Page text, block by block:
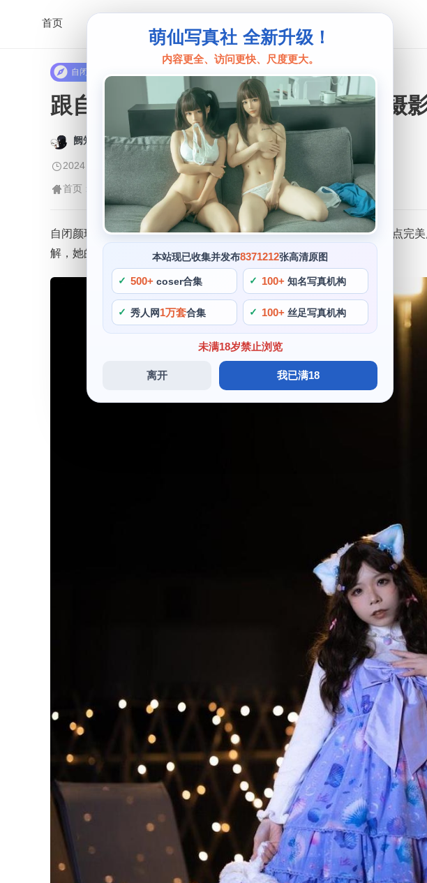
首页
萌仙写真社 全新升级！
内容更全、访问更快、尺度更大。
本站现已收集并发布8371212张高清原图
500+ coser合集 100+ 知名写真机构
秀人网1万套合集 100+ 丝足写真机构
未满18岁禁止浏览
离开 我已满18
自闭颜球球
跟自闭颜球球一样的大，献上高清摄
阙知风
2024 年 5 月 2 日 17:24:46
491
首页 > 自闭颜球球 正文
自闭颜球球是一位备受粉丝追捧的cos博主，她总是能将角色的性格特点完
解，她的cosplay作品和摄影作品都有着强烈的个性和独特的风格。